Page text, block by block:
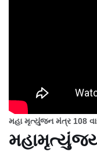
મહા મૃત્યુંજન મંત્ર 108